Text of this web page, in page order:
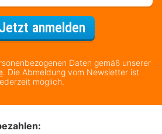
Jetzt anmeldenFür den
Daten gemäß unserer
. Die Abmeldung vom Newsletter ist
möglich.